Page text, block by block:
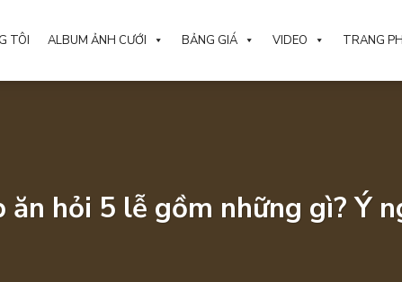
TÔI ALBUM ẢNH CƯỚI BẢNG GIÁ VIDEO TRANG
ăn hỏi 5 lễ gồm những gì? Ý